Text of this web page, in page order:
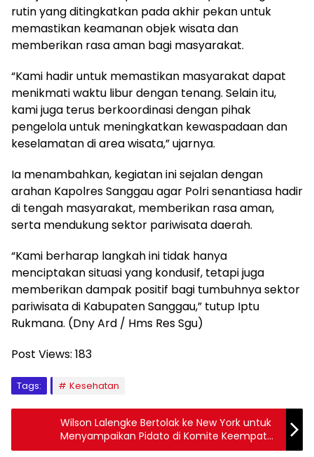
rutin yang ditingkatkan pada akhir pekan untuk
memastikan keamanan objek wisata dan
memberikan rasa aman bagi masyarakat.
“Kami hadir untuk memastikan masyarakat dapat
menikmati waktu libur dengan tenang. Selain itu,
kami juga terus berkoordinasi dengan pihak
pengelola untuk meningkatkan kewaspadaan dan
keselamatan di area wisata,” ujarnya.
Ia menambahkan, kegiatan ini sejalan dengan
arahan Kapolres Sanggau agar Polri senantiasa hadir
di tengah masyarakat, memberikan rasa aman,
serta mendukung sektor pariwisata daerah.
“Kami berharap langkah ini tidak hanya
menciptakan situasi yang kondusif, tetapi juga
memberikan dampak positif bagi tumbuhnya sektor
pariwisata di Kabupaten Sanggau,” tutup Iptu
Rukmana. (Dny Ard / Hms Res Sgu)
Post Views: 183
Tags: Kesehatan
Wilson Lalengke Bertolak ke New York untuk
Menyampaikan Pidato di Komite Keempat
PBB